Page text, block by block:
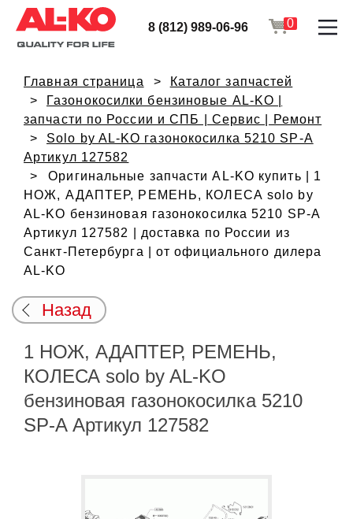
8 (812) 989-06-96 0
Главная страница
Каталог запчастей
Газонокосилки бензиновые AL-KO |
запчасти по России и СПБ | Сервис | Ремонт
Solo by AL-KO газонокосилка 5210 SP-A
Артикул 127582
Оригинальные запчасти AL-KO купить | 1
НОЖ, АДАПТЕР, РЕМЕНЬ, КОЛЕСА solo by
AL-KO бензиновая газонокосилка 5210 SP-A
Артикул 127582 | доставка по России из
Санкт-Петербурга | от официального дилера
AL-KO
Назад
1 НОЖ, АДАПТЕР, РЕМЕНЬ,
КОЛЕСА solo by AL-KO
бензиновая газонокосилка 5210
SP-A Артикул 127582